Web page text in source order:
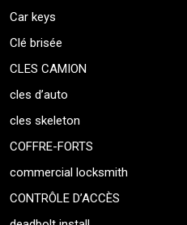
Car keys
Clé brisée
CLES CAMION
cles d’auto
cles skeleton
COFFRE-FORTS
commercial locksmith
CONTRÔLE D’ACCÈS